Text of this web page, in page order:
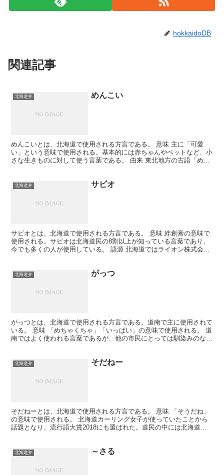
hokkaidoDB
関連記事
北海道弁 めんこい
めんこいとは、北海道で使用される方言である。 意味 主に「可愛
い」という意味で使用される。基本的には赤ちゃんやペットなど、小
さな生きものに対して使う言葉である。 由来 東北地方の古語「めぐ
北海道弁 サビオ
サビオとは、北海道で使用される方言である。 意味 絆創膏の意味で
使用される。サビオは北海道民の8割以上が知っている言葉であり、
今でも多くの人が使用している。 語源 北海道ではライオン株式会社
北海道弁 がっつ
がっつとは、北海道で使用される方言である。道南で主に使用されて
いる。 意味 「めちゃくちゃ」「いっぱい」の意味で使用される。 道
南ではよく使われる言葉であるが、他の市民にとっては馴染みのない
北海道弁 そだねー
そだねーとは、北海道で使用される方言である。 意味 「そうだね」
の意味で使用される。 北海道カーリング女子が使っていたことから
話題となり、流行語大賞2018にも選ばれた。道民の中には北海道弁
北海道弁 ～さる